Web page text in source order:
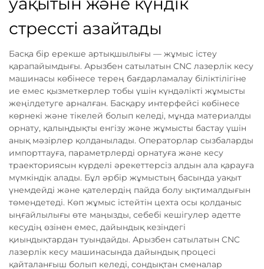
стрессті азайтады
Басқа бір ерекше артықшылығы — жұмыс істеу
қарапайымдығы. Арызбен сатылатын CNC лазерлік кесу
машинасы көбінесе терең бағдарламалау біліктілігіне
ие емес қызметкерлер тобы үшін күндәлікті жұмысты
жеңілдетуге арналған. Басқару интерфейсі көбінесе
көрнекі және тікелей болып келеді, мұнда материалды
орнату, қалыңдықты енгізу және жұмысты бастау үшін
анық мәзірлер қолданылады. Операторлар сызбаларды
импорттауға, параметрлерді орнатуға және кесу
траекториясын күрделі әрекеттерсіз алдын ала қарауға
мүмкіндік алады. Бұл әрбір жұмыстың басында уақыт
үнемдейді және қателердің пайда болу ықтималдығын
төмендетеді. Көп жұмыс істейтін цехта осы қолданыс
ыңғайлылығы өте маңызды, себебі кешігулер әдетте
кесудің өзінен емес, дайындық кезіндегі
қиындықтардан туындайды. Арызбен сатылатын CNC
лазерлік кесу машинасында дайындық процесі
қайталанғыш болып келеді, сондықтан сменалар